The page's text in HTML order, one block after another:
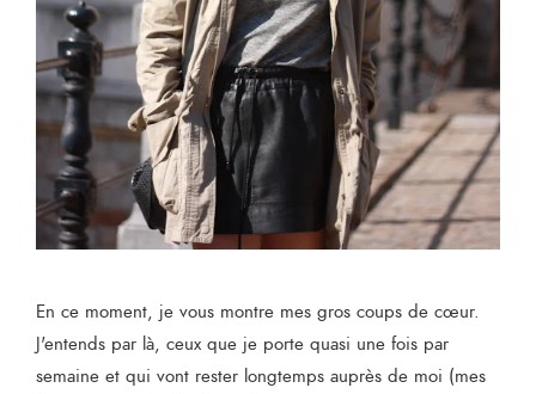
En ce moment, je vous montre mes gros coups de cœur.
J'entends par là, ceux que je porte quasi une fois par
semaine et qui vont rester longtemps auprès de moi (mes